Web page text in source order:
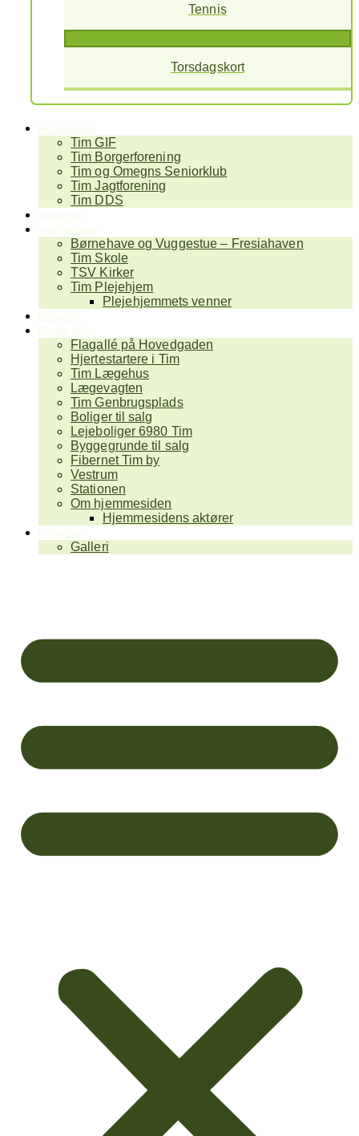
Tennis
Torsdagskort
Tim GIF
Tim Borgerforening
Tim og Omegns Seniorklub
Tim Jagtforening
Tim DDS
Børnehave og Vuggestue – Fresiahaven
Tim Skole
TSV Kirker
Tim Plejehjem
Plejehjemmets venner
Flagallé på Hovedgaden
Hjertestartere i Tim
Tim Lægehus
Lægevagten
Tim Genbrugsplads
Boliger til salg
Lejeboliger 6980 Tim
Byggegrunde til salg
Fibernet Tim by
Vestrum
Stationen
Om hjemmesiden
Hjemmesidens aktører
Galleri